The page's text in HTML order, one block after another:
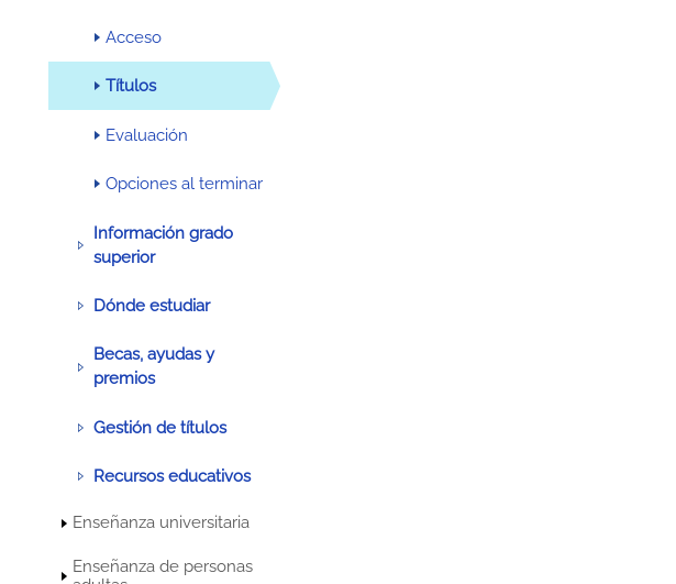
Acceso
Títulos
Evaluación
Opciones al terminar
Información grado
superior
Dónde estudiar
Becas, ayudas y
premios
Gestión de títulos
Recursos educativos
Enseñanza universitaria
Enseñanza de personas